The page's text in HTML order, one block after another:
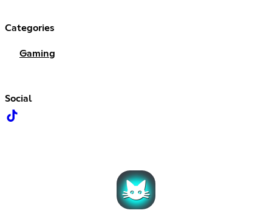
Categories
Gaming
Social